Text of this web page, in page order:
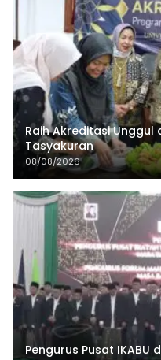
Raih Akreditasi Unggul
Tasyakuran
08/08/2026
Pengurus Pusat IKABU